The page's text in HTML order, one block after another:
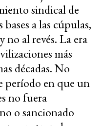
sindical de
a las cúpulas,
no al revés. La era
más
décadas. No
período en que un
no fuera
o sancionado